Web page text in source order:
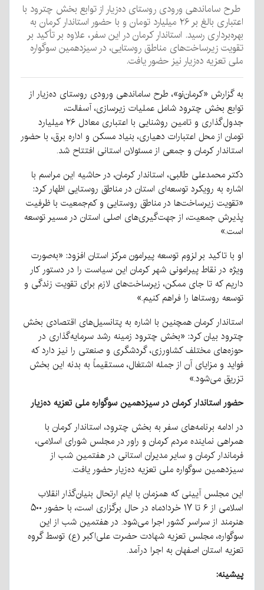
طرح ساماندهی ورودی روستای ده‌زیار از توابع بخش چترود با
اعتباری بالغ بر ۲۶ میلیارد تومان و با حضور استاندار کرمان به
بهره‌برداری رسید. استاندار کرمان در این سفر، علاوه بر تأکید بر
تقویت زیرساخت‌های مناطق روستایی، در سیزدهمین سوگواره
ملی تعزیه ده‌زیار نیز حضور یافت.
به گزارش «کرمان‌نو»، طرح ساماندهی ورودی روستای ده‌زیار از
توابع بخش چترود شامل عملیات زیرسازی، آسفالت،
جدول‌گذاری و تامین روشنایی با اعتباری معادل ۲۶ میلیارد
تومان از محل اعتبارات دهیاری، بنیاد مسکن و اداره برق، با حضور
استاندار کرمان و جمعی از مسئولان استانی افتتاح شد.
دکتر محمدعلی طالبی، استاندار کرمان، در حاشیه این مراسم با
اشاره به رویکرد توسعه‌ای استان در مناطق روستایی اظهار کرد:
«تقویت زیرساخت‌ها در مناطق روستایی و کم‌جمعیت با ظرفیت
پذیرش جمعیت، از جهت‌گیری‌های اصلی استان در مسیر توسعه
است.»
او با تاکید بر لزوم توسعه پیرامون مرکز استان افزود: «به‌صورت
ویژه در نقاط پیرامونی شهر کرمان این سیاست را در دستور کار
داریم که تا جای ممکن، زیرساخت‌های لازم برای تقویت زندگی و
توسعه روستاها را فراهم کنیم.»
استاندار کرمان همچنین با اشاره به پتانسیل‌های اقتصادی بخش
چترود بیان کرد: «بخش چترود زمینه رشد سرمایه‌گذاری در
حوزه‌های مختلف کشاورزی، گردشگری و صنعتی را نیز دارد که
فواید و مزایای آن از جمله اشتغال، مستقیماً به بدنه این بخش
تزریق می‌شود.»
حضور استاندار کرمان در سیزدهمین سوگواره ملی تعزیه ده‌زیار
در ادامه برنامه‌های سفر به بخش چترود، استاندار کرمان با
همراهی نماینده مردم کرمان و راور در مجلس شورای اسلامی،
فرماندار کرمان و سایر مدیران استانی در هفتمین شب از
سیزدهمین سوگواره ملی تعزیه ده‌زیار حضور یافت.
این مجلس آیینی که همزمان با ایام ارتحال بنیان‌گذار انقلاب
اسلامی از ۶ تا ۱۷ خردادماه در حال برگزاری است، با حضور ۵۰۰
هنرمند از سراسر کشور اجرا می‌شود. در هفتمین شب از این
سوگواره، مجلس تعزیه شهادت حضرت علی‌اکبر (ع) توسط گروه
تعزیه استان اصفهان به اجرا درآمد.
پیشینه: